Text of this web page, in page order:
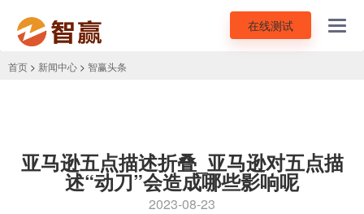
在线测试
首页 > 新闻中心 > 智赢头条
亚马逊五点描述折叠_亚马逊对五点描
述“动刀”会造成哪些影响呢
2023-08-23